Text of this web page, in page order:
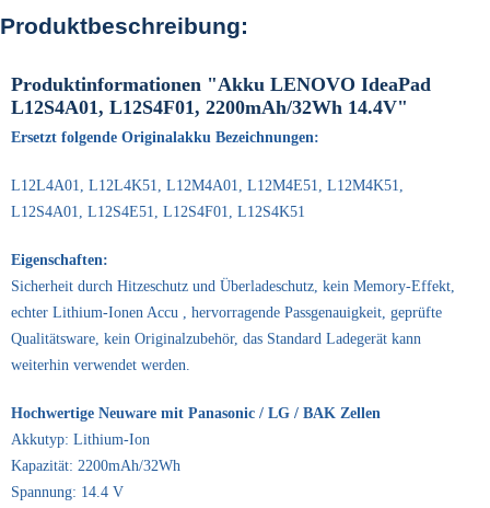
Produktbeschreibung:
Produktinformationen "Akku LENOVO IdeaPad
L12S4A01, L12S4F01, 2200mAh/32Wh 14.4V"
Ersetzt folgende Originalakku Bezeichnungen:
L12L4A01, L12L4K51, L12M4A01, L12M4E51, L12M4K51,
L12S4A01, L12S4E51, L12S4F01, L12S4K51
Eigenschaften:
Sicherheit durch Hitzeschutz und Überladeschutz, kein Memory-Effekt,
echter Lithium-Ionen Accu , hervorragende Passgenauigkeit, geprüfte
Qualitätsware, kein Originalzubehör, das Standard Ladegerät kann
weiterhin verwendet werden.
Hochwertige Neuware mit Panasonic / LG / BAK Zellen
Akkutyp: Lithium-Ion
Kapazität: 2200mAh/32Wh
Spannung: 14.4 V